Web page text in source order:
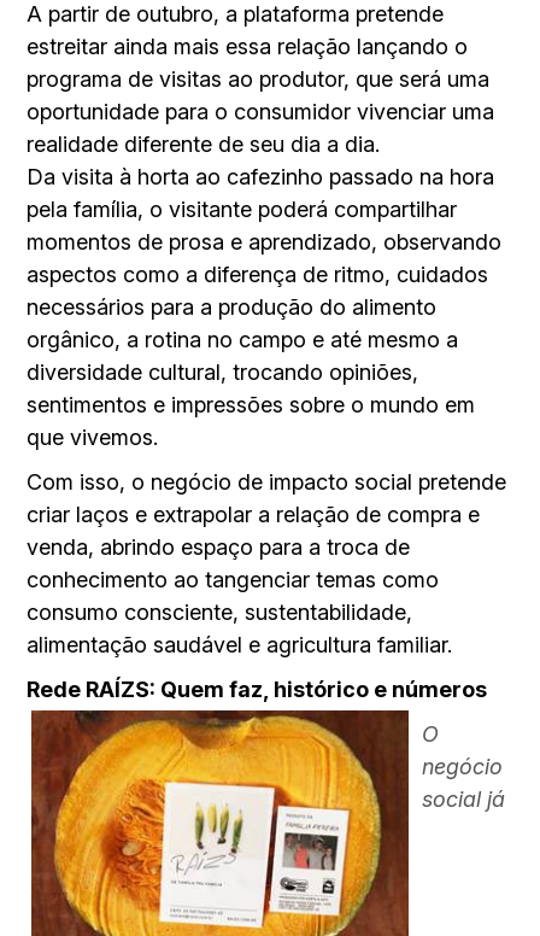
A partir de outubro, a plataforma pretende
estreitar ainda mais essa relação lançando o
programa de visitas ao produtor, que será uma
oportunidade para o consumidor vivenciar uma
realidade diferente de seu dia a dia.
Da visita à horta ao cafezinho passado na hora
pela família, o visitante poderá compartilhar
momentos de prosa e aprendizado, observando
aspectos como a diferença de ritmo, cuidados
necessários para a produção do alimento
orgânico, a rotina no campo e até mesmo a
diversidade cultural, trocando opiniões,
sentimentos e impressões sobre o mundo em
que vivemos.
Com isso, o negócio de impacto social pretende
criar laços e extrapolar a relação de compra e
venda, abrindo espaço para a troca de
conhecimento ao tangenciar temas como
consumo consciente, sustentabilidade,
alimentação saudável e agricultura familiar.
Rede RAÍZS: Quem faz, histórico e números
O
negócio
social já